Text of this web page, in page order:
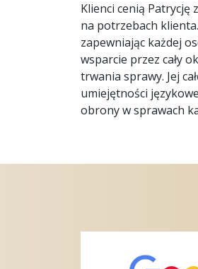
Klienci cenią
na potrzebach
zapewniając każdej
wsparcie przez cały
trwania sprawy. Jej
umiejętności
obrony w sprawach